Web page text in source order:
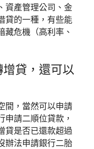
資產管理公司、金
貸的一種，有些能
藏危機（高利率、
貸，還可以
間，當然可以申請
申請二順位貸款，
貸是否已還款超過
辦法申請銀行二胎